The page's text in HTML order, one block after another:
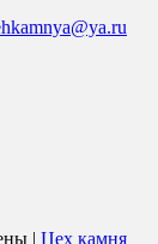
| Цех камня